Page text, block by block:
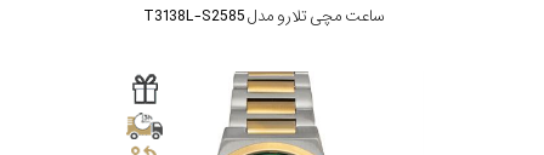
ساعت مچی تلارو مدل T3138L-S2585